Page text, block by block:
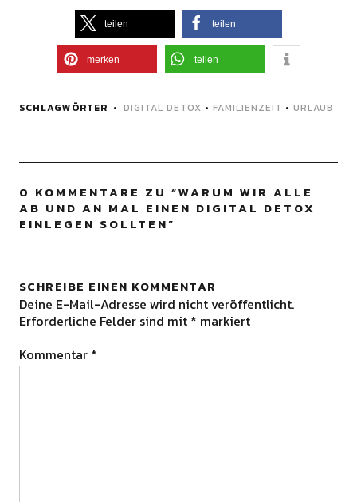
teilen teilen
merken teilen
SCHLAGWÖRTER DIGITAL DETOX • FAMILIENZEIT • URLAUB
0 KOMMENTARE ZU “WARUM WIR ALLE
AB UND AN MAL EINEN DIGITAL DETOX
EINLEGEN SOLLTEN”
SCHREIBE EINEN KOMMENTAR
Deine E-Mail-Adresse wird nicht veröffentlicht.
Erforderliche Felder sind mit * markiert
Kommentar *